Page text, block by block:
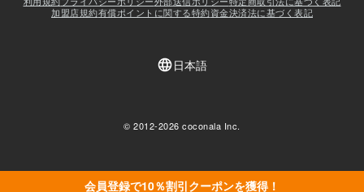
会員登録で10％割引クーポンを獲得！